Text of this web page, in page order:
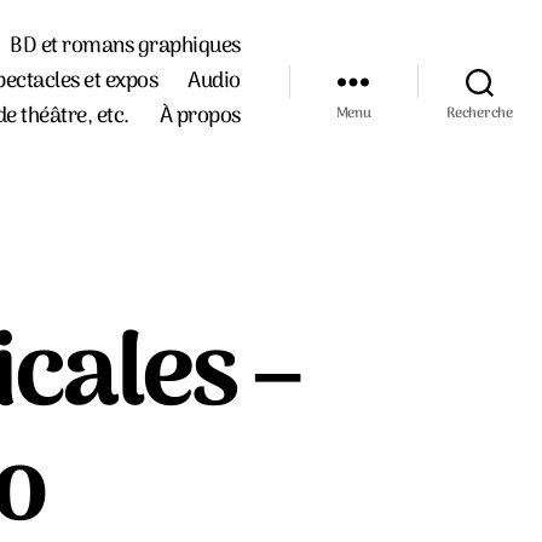
BD et romans graphiques
et expos
Audio
théâtre, etc.
À propos Menu Recherche
–